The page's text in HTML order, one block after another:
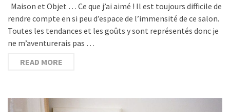
Maison et Objet … Ce que j’ai aimé ! Il est toujours difficile de
rendre compte en si peu d’espace de l’immensité de ce salon.
Toutes les tendances et les goûts y sont représentés donc je
ne m’aventurerais pas …
READ MORE